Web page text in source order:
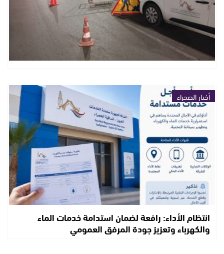
أخبار الصحراء
انتظام الأداء: رافعة لضمان استدامة خدمات الماء
والكهرباء وتعزيز جودة المرفق العمومي